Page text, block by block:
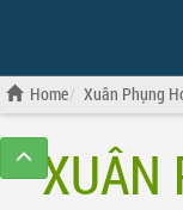
Home Xuân Phụng
XUÂN